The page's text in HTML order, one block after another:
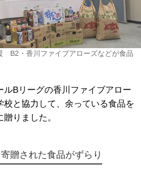
B2・香川ファイブアローズなどが食品
Bリーグの香川ファイブアロー
校と協力して、余っている食品を
りました。
寄贈された食品がずらり